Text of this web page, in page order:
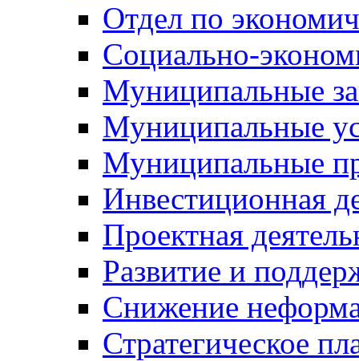
Отдел по
Социально-
Муниципальные
Муниципальные
Муниципальные
Инвестиционная
Проектная
Развитие и
Снижение
Стратегическое